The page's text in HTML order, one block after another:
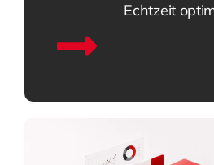
Echtzeit